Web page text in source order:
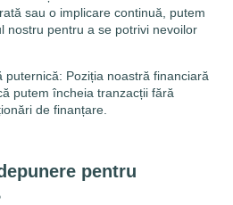
sau o implicare continuă, putem
nostru pentru a se potrivi nevoilor
puternică: Poziția noastră financiară
putem încheia tranzacții fără
de finanțare.
pentru